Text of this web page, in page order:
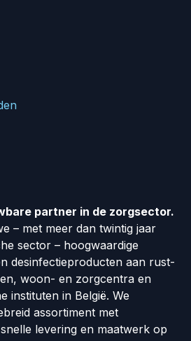
partner in de zorgsector.
– met meer dan twintig jaar
sector – hoogwaardige
desinfectieproducten aan rust-
woon- en zorgcentra en
instituten in België. We
assortiment met
levering en maatwerk op